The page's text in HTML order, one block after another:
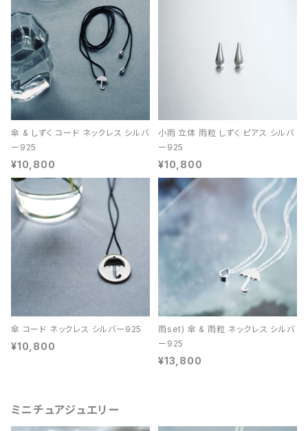
傘 & しずく コード ネックレス シルバ
ー925
¥10,800
小雨 立体 雨粒 しずく ピアス シルバ
ー925
¥10,800
傘 コード ネックレス シルバー925
¥10,800
雨set) 傘 & 雨粒 ネックレス シルバ
ー925
¥13,800
ミニチュアジュエリー